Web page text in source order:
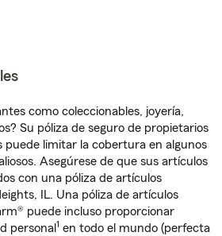
como coleccionables, joyería,
Su póliza de seguro de propietarios
puede limitar la cobertura en algunos
Asegúrese de que sus artículos
con una póliza de artículos
IL. Una póliza de artículos
puede incluso proporcionar
personal 1 en todo el mundo (perfecta